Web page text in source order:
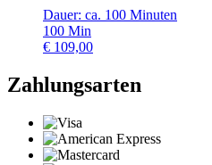
Dauer: ca. 100 Minuten
100 Min
€ 109,00
Zahlungsarten